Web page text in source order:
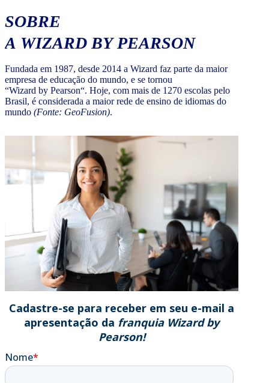
SOBRE
A WIZARD BY PEARSON
Fundada em 1987, desde 2014 a Wizard faz parte da maior
empresa de educação do mundo, e se tornou
“Wizard by Pearson“. Hoje, com mais de 1270 escolas pelo
Brasil, é considerada a maior rede de ensino de idiomas do
mundo (Fonte: GeoFusion).